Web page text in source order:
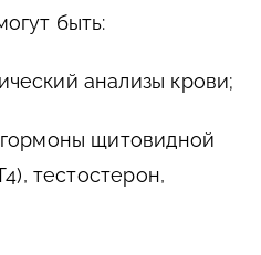
быть:
анализы крови;
щитовидной
тестостерон,